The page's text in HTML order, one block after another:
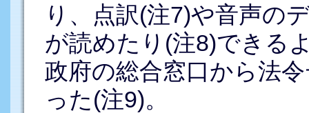
り、点訳(注7)や音声の
が読めたり(注8)できる
政府の総合窓口から法
った(注9)。